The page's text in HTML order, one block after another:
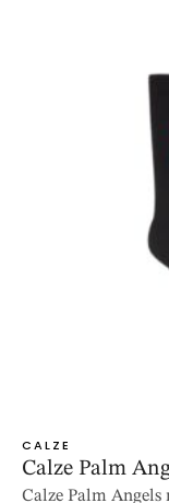
CALZE
Calze Palm
Calze Palm Angels